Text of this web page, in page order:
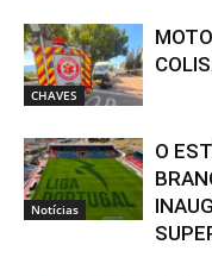
CHAVES
Notícias
O